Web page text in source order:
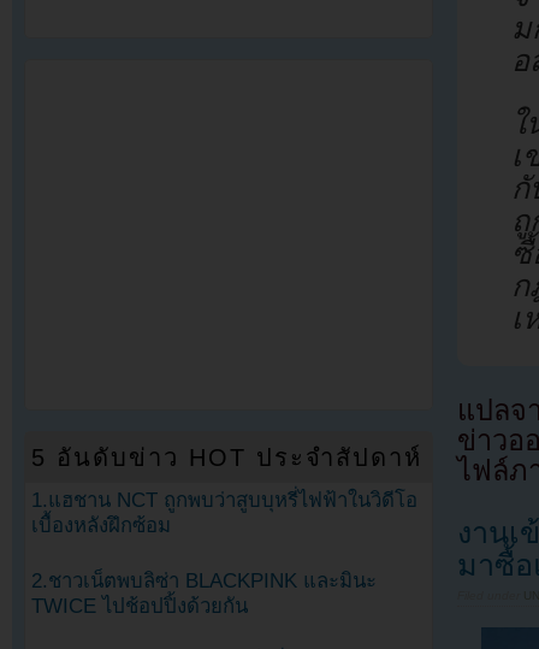
ม
อ
เ
ถู
ก
เ
แปลจ
ข่าว
ไฟล์ภ
งานเ
มาซื้
5 อันดับข่าว HOT ประจำสัปดาห์
1.แฮชาน NCT ถูกพบว่าสูบบุหรี่ไฟฟ้าในวิดีโอ
เบื้องหลังฝึกซ้อม
2.ชาวเน็ตพบลิซ่า BLACKPINK และมินะ
TWICE ไปช้อปปิ้งด้วยกัน